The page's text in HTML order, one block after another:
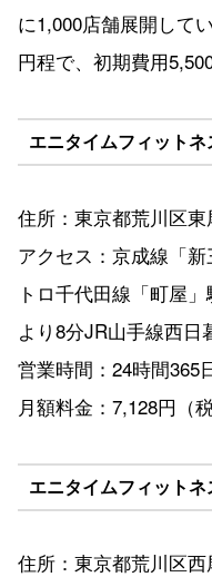
に1,000店舗展開して
円程で、初期費用
エニタイムフィット
住所：東京都荒川区
アクセス：京成線「
トロ千代田線「町屋
より8分JR山手線西日
営業時間：24時間365
月額料金：7,128円（税
エニタイムフィット
住所：東京都荒川区